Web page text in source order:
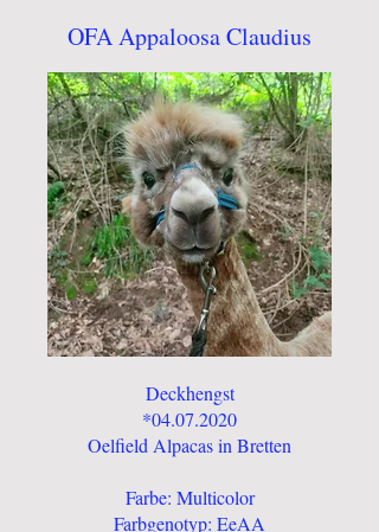
OFA Appaloosa Claudius
Deckhengst
*04.07.2020
Oelfield Alpacas in Bretten
Farbe: Multicolor
Farbgenotyp: EeAA